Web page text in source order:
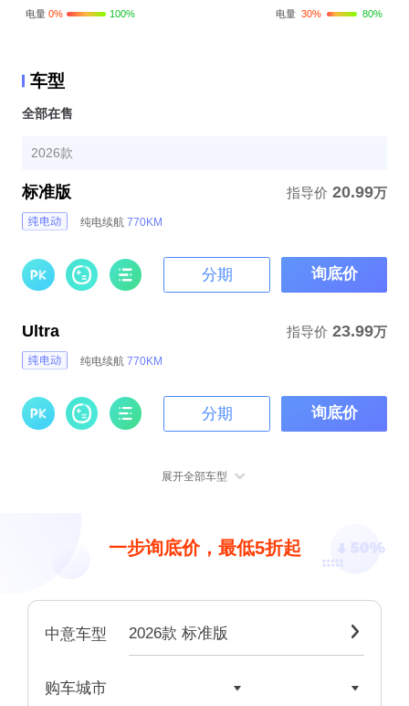
电量 0% 100%
1
电量 30% 80%
车型
全部在售
2026款
标准版
纯电续航770KM
指导价 20.99万
分期 询底价
Ultra
纯电续航770KM
指导价 23.99万
分期 询底价
展开全部车型
一步询底价，最低5折起
中意车型 2026款 标准版 
购车城市  